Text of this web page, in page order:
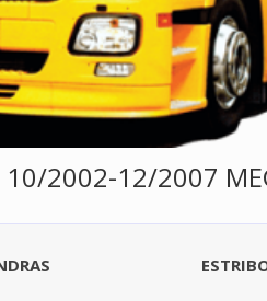
10/2002-12/2007